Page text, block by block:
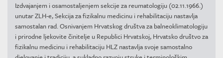
Izdvajanjem i osamostaljenjem sekcije za reumatologiju (02.11.1966.)
unutar ZLH-e, Sekcija za fizikalnu medicinu i rehabilitaciju nastavlja
samostalan rad. Osnivanjem Hrvatskog društva za balneoklimatologiju
i prirodne ljekovite činitelje u Republici Hrvatskoj, Hrvatsko društvo za
fizikalnu medicinu i rehabilitaciju HLZ nastavlja svoje samostalno